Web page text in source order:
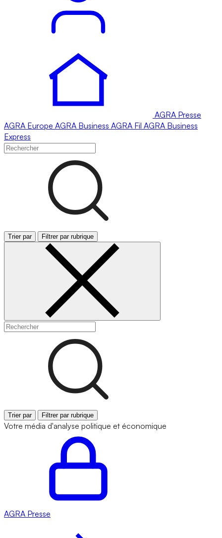
AGRA Presse
AGRA Europe AGRA Business AGRA Fil AGRA Business
Express
Trier par Filtrer par rubrique
Trier par Filtrer par rubrique
Votre média d'analyse politique et économique
AGRA Presse